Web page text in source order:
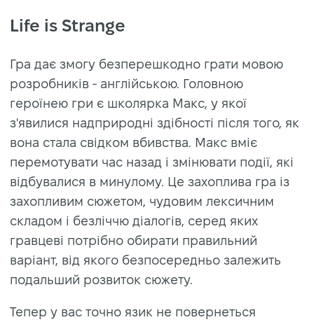
Life is Strange
Гра дає змогу безперешкодно грати мовою
розробників - англійською. Головною
героїнею гри є школярка Макс, у якої
з'явилися надприродні здібності після того, як
вона стала свідком вбивства. Макс вміє
перемотувати час назад і змінювати події, які
відбувалися в минулому. Це захоплива гра із
захопливим сюжетом, чудовим лексичним
складом і безліччю діалогів, серед яких
гравцеві потрібно обирати правильний
варіант, від якого безпосередньо залежить
подальший розвиток сюжету.
Тепер у вас точно язик не повернеться